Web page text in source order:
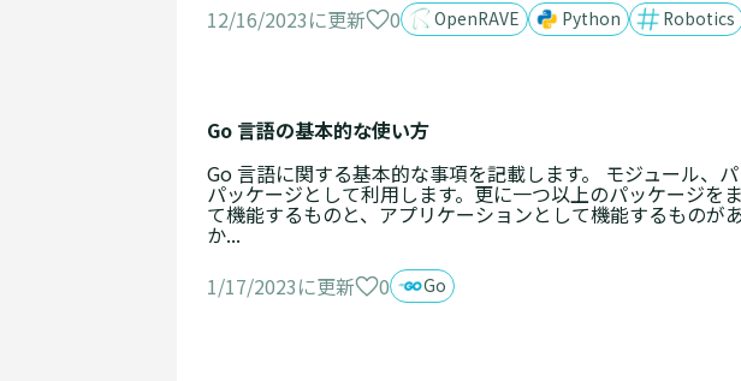
12/16/2023に更新 0 OpenRAVE Python Robotics
Go 言語の基本的な使い方
Go 言語に関する基本的な事項を記載します。 モジュール、
パッケージとして利用します。更に一つ以上のパッケージを
て機能するものと、アプリケーションとして機能するもの
か...
1/17/2023に更新
0 Go